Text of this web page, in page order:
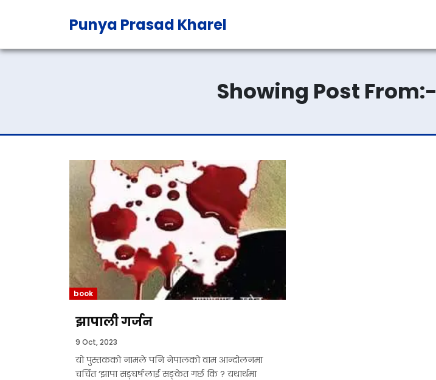
Punya Prasad Kharel
Showing Post From:-
book
झापाली गर्जन
9 Oct, 2023
यो पुस्तकको नामले पनि नेपालको वाम आन्दोलनमा
चर्चित ‘झापा सङ्घर्ष’लाई सङ्केत गर्छ कि ? यथार्थमा